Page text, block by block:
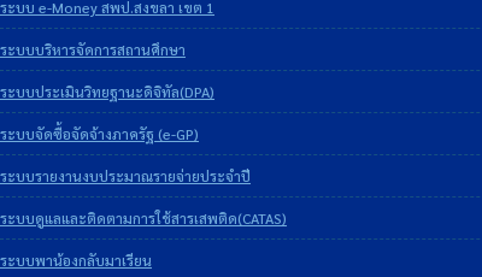
ระบบ e-Money สพป.สงขลา เขต 1
ระบบบริหารจัดการสถานศึกษา
ระบบประเมินวิทยฐานะดิจิทัล(DPA)
ระบบจัดซื้อจัดจ้างภาครัฐ (e-GP)
ระบบรายงานงบประมาณรายจ่ายประจำปี
ระบบดูแลและติดตามการใช้สารเสพติด(CATAS)
ระบบพาน้องกลับมาเรียน